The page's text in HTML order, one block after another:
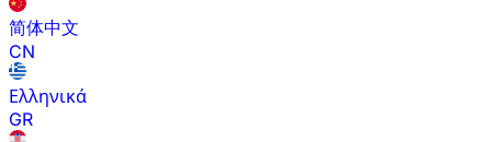
简体中文
CN
Ελληνικά
GR